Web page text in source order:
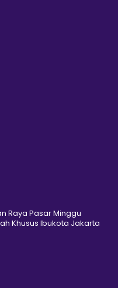
Raya Pasar Minggu
Khusus Ibukota Jakarta